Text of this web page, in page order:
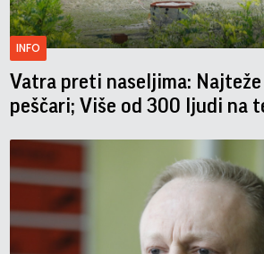
INFO
Vatra preti naseljima:
peščari; Više od 300 ljudi na